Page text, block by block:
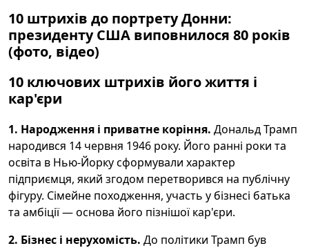
10 штрихів до портрету Донни:
президенту США виповнилося 80 років
(фото, відео)
10 ключових штрихів його життя і
кар'єри
1. Народження і приватне коріння. Дональд Трамп
народився 14 червня 1946 року. Його ранні роки та
освіта в Нью-Йорку сформували характер
підприємця, який згодом перетворився на публічну
фігуру. Сімейне походження, участь у бізнесі батька
та амбіції — основа його пізнішої кар'єри.
2. Бізнес і нерухомість. До політики Трамп був